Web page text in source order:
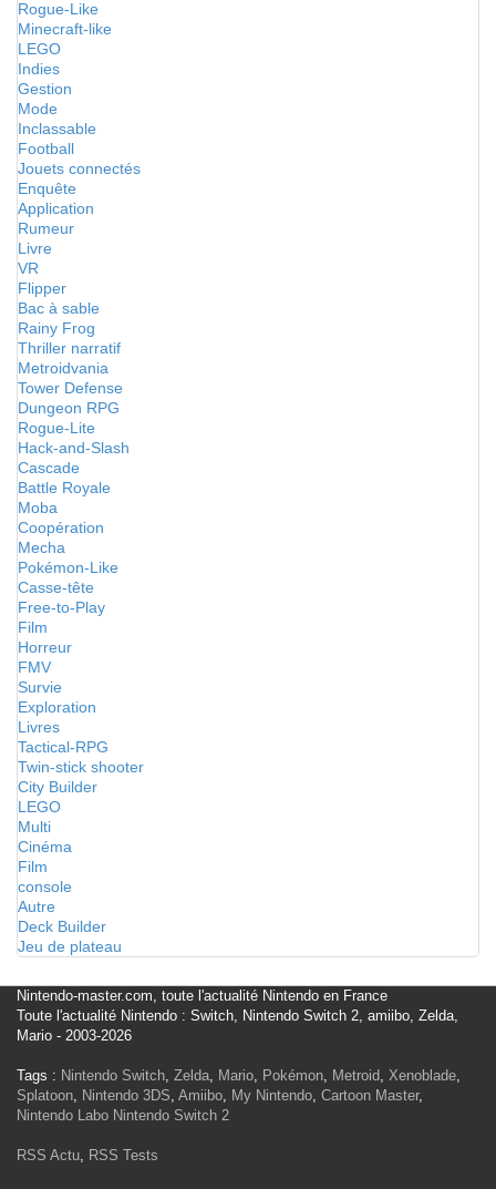
Rogue-Like
Minecraft-like
LEGO
Indies
Gestion
Mode
Inclassable
Football
Jouets connectés
Enquête
Application
Rumeur
Livre
VR
Flipper
Bac à sable
Rainy Frog
Thriller narratif
Metroidvania
Tower Defense
Dungeon RPG
Rogue-Lite
Hack-and-Slash
Cascade
Battle Royale
Moba
Coopération
Mecha
Pokémon-Like
Casse-tête
Free-to-Play
Film
Horreur
FMV
Survie
Exploration
Livres
Tactical-RPG
Twin-stick shooter
City Builder
LEGO
Multi
Cinéma
Film
console
Autre
Deck Builder
Jeu de plateau
Nintendo-master.com, toute l'actualité Nintendo en France
Toute l'actualité Nintendo : Switch, Nintendo Switch 2, amiibo, Zelda,
Mario - 2003-2026
Tags : Nintendo Switch, Zelda, Mario, Pokémon, Metroid, Xenoblade,
Splatoon, Nintendo 3DS, Amiibo, My Nintendo, Cartoon Master,
Nintendo Labo Nintendo Switch 2
RSS Actu, RSS Tests